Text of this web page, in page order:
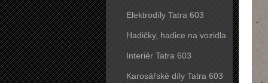
Elektrodíly Tatra 603
Hadičky, hadice na vozidla
Tatra 603
Interiér Tatra 603
Karosářské díly Tatra 603